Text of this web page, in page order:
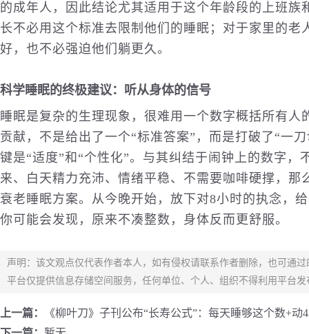
的成年人，因此结论尤其适用于这个年龄段的上班
长不必用这个标准去限制他们的睡眠；对于家里的
好，也不必强迫他们躺更久。
科学睡眠的终极建议：听从身体的信号
睡眠是复杂的生理现象，很难用一个数字概括所有
贡献，不是给出了一个“标准答案”，而是打破了“一
键是“适度”和“个性化”。与其纠结于闹钟上的数字
来、白天精力充沛、情绪平稳、不需要咖啡硬撑，
衰老睡眠方案。从今晚开始，放下对8小时的执念，
你可能会发现，原来不凑整数，身体反而更舒服。
声明：该文观点仅代表作者本人，如有侵权请联系作者删除，也可通
平台仅提供信息存储空间服务，任何单位、个人、组织不得利用平台
上一篇：
《柳叶刀》子刊公布“长寿公式”：每天睡够这个数+